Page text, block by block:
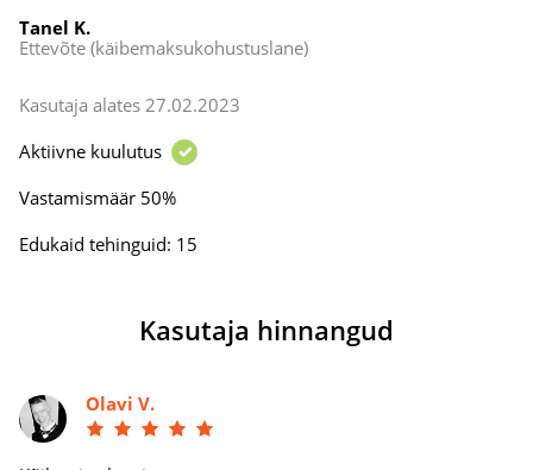
Tanel K.
Ettevõte (käibemaksukohustuslane)
Kasutaja alates 27.02.2023
Aktiivne kuulutus
Vastamismäär 50%
Edukaid tehinguid: 15
Kasutaja hinnangud
Olavi V.